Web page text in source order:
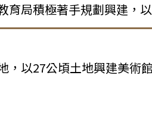
局積極著手規劃興建，
以27公頃土地興建美術